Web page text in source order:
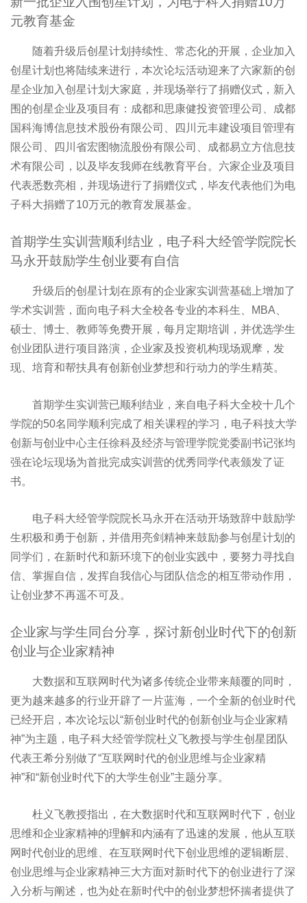
元教育基金
随着升级后创星计划持续性、常态化的开展，企业加入
创星计划也将陆续来进行，本次论坛活动迎来了六家新的创
星企业加入创星计划大家庭，并现场举行了捐赠仪式，新入
围的创星企业及项目有：成都和思康健投资管理公司、成都
国科海博信息技术股份有限公司、四川元丰建设项目管理有
限公司、四川省宏图物流股份有限公司、成都易立方信息技
术有限公司，以及毕友我师在线教育平台。六家企业及项目
代表悉数亮相，并现场进行了捐赠仪式，毕友代表他们为电
子科大捐赠了10万元的教育发展基金。
首期学生实训营顺利结业，电子科大经管学院院长
马永开鼓励学生创业要有自信
升级后的创星计划在原有的企业家实训营基础上增加了
学术实训营，面向电子科大全校各专业的本科生、MBA、
硕士、博士、教师等免费开展，每月定期培训，并优选学生
创业团队进行项目路演，企业家及投资机构现场观摩，发
现、培育和帮扶具有创新创业梦想和行动力的学生精英。
首期学生实训营已顺利结业，来自电子科大全校十几个
学院的50名同学顺利完成了相关课程的学习，电子科技大学
创新与创业中心主任徐科及经济与管理学院党委副书记张均
强在论坛现场为首批完成实训营的优秀同学代表颁发了证
书。
电子科大经管学院院长马永开在活动开场致辞中鼓励学
生积极和勇于创新，并借用亮剑精神来鼓励参与创星计划的
同学们，在新时代和新环境下的创业实践中，要努力寻找自
信、掌握自信，发挥自我信心与团队信念的相互带动作用，
让创业梦不再遥不可及。
企业家与学生同台分享，探讨新创业时代下的创新
创业与企业家精神
大数据和互联网时代为诸多传统企业带来颠覆的同时，
更为越来越多的行业开辟了一片蓝海，一个全新的创业时代
已经开启，本次论坛以“新创业时代的创新创业与企业家精
神”为主题，电子科大经管学院杜义飞教授与学生创星团队
代表王希分别做了“互联网时代的创业思维与企业家精
神”和“新创业时代下的大学生创业”主题分享。
杜义飞教授指出，在大数据时代和互联网时代下，创业
思维和企业家精神的理解和内涵有了迅速的发展，他从互联
网时代创业的思维、在互联网时代下创业思维的逻辑断层、
创业思维与企业家精神三大方面对新时代下的创业进行了深
入分析与阐述，也为处在新时代中的创业梦想怀揣者提供了